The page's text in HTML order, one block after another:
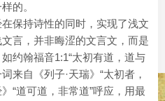
的。
保持诗性的同时，实现了浅文
言，并非晦涩的文言文，而是
约翰福音1:1“太初有道，道与
来自《列子·天瑞》“太初者，
“道可道，非常道”呼应，用最